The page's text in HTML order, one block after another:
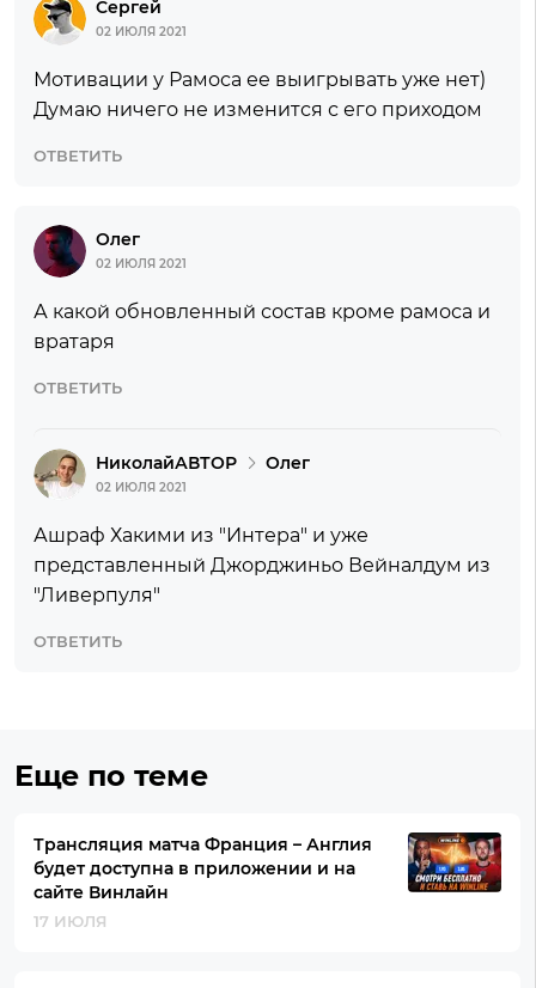
Сергей
02 ИЮЛЯ 2021
Мотивации у Рамоса ее выигрывать уже нет)
Думаю ничего не изменится с его приходом
ОТВЕТИТЬ
Олег
02 ИЮЛЯ 2021
А какой обновленный состав кроме рамоса и
вратаря
ОТВЕТИТЬ
Николай Олег
02 ИЮЛЯ 2021
Ашраф Хакими из "Интера" и уже
представленный Джорджиньо Вейналдум из
"Ливерпуля"
ОТВЕТИТЬ
Еще по теме
Трансляция матча Франция – Англия
будет доступна в приложении и на
сайте Винлайн
17 ИЮЛЯ